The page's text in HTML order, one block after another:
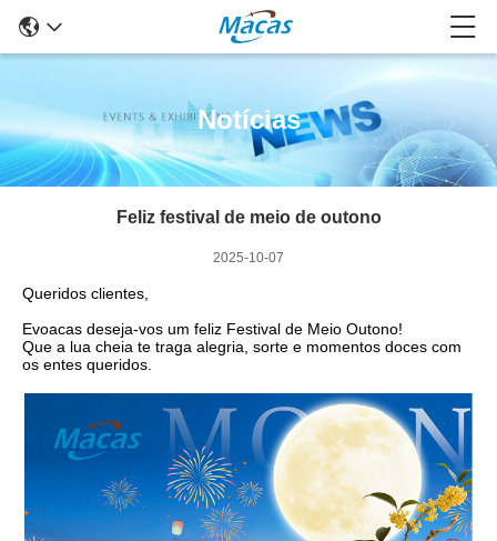
Notícias
Feliz festival de meio de outono
2025-10-07
Queridos clientes,
Evoacas deseja-vos um feliz Festival de Meio Outono!
Que a lua cheia te traga alegria, sorte e momentos doces com
os entes queridos.